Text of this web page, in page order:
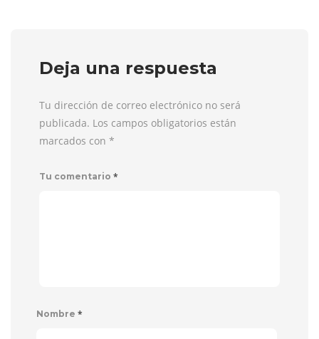
Deja una respuesta
Tu dirección de correo electrónico no será
publicada. Los campos obligatorios están
marcados con *
Tu comentario *
Nombre *